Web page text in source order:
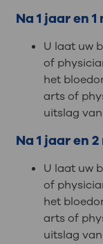
Na 1 jaar en
U laat uw
of
het
arts of
uitslag
Na 1 jaar en
U laat uw
of
het
arts of
uitslag